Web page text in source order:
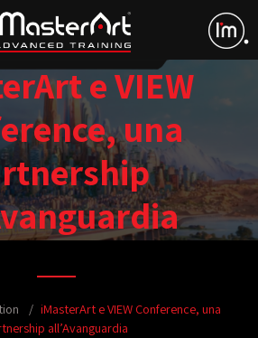
e VIEW
una
iMasterArt e VIEW Conference, una
all’Avanguardia